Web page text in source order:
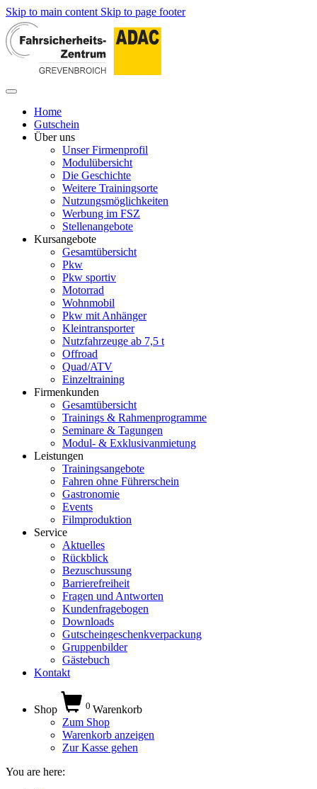
Skip to main content Skip to page footer
Home
Gutschein
Über uns
Unser Firmenprofil
Modulübersicht
Die Geschichte
Weitere Trainingsorte
Nutzungsmöglichkeiten
Werbung im FSZ
Stellenangebote
Kursangebote
Gesamtübersicht
Pkw
Pkw sportiv
Motorrad
Wohnmobil
Pkw mit Anhänger
Kleintransporter
Nutzfahrzeuge ab 7,5 t
Offroad
Quad/ATV
Einzeltraining
Firmenkunden
Gesamtübersicht
Trainings & Rahmenprogramme
Seminare & Tagungen
Modul- & Exklusivanmietung
Leistungen
Trainingsangebote
Fahren ohne Führerschein
Gastronomie
Events
Filmproduktion
Service
Aktuelles
Rückblick
Bezuschussung
Barrierefreiheit
Fragen und Antworten
Kundenfragebogen
Downloads
Gutscheingeschenkverpackung
Gruppenbilder
Gästebuch
Kontakt
Shop 0 Warenkorb
Zum Shop
Warenkorb anzeigen
Zur Kasse gehen
You are here: